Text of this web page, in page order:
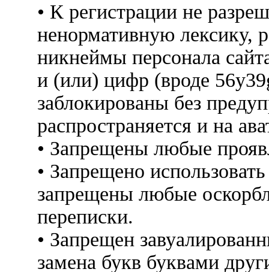
• К регистрации не
ненормативную лексику,
никнеймы персонала
и (или) цифр (вроде
заблокированы без
распространяется и на
• Запрещены любые
• Запрещено
запрещены любые
переписки.
• Запрещен
замена букв буквами